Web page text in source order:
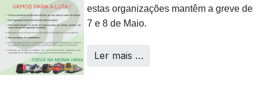
estas organizações mantêm a greve de
7 e 8 de Maio.
Ler mais …